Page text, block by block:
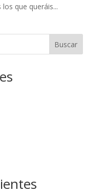
que queráis...
Buscar